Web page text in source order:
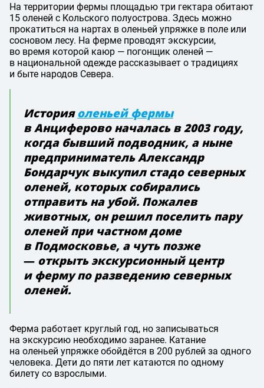
На территории фермы площадью три гектара обитают
15 оленей с Кольского полуострова. Здесь можно
прокатиться на нартах в оленьей упряжке в поле или
сосновом лесу. На ферме проводят экскурсии,
во время которой каюр — погонщик оленей —
в национальной одежде рассказывает о традициях
и быте народов Севера.
Историяоленьей фермы
в Анциферово началась в 2003 году,
когда бывший подводник, а ныне
предприниматель Александр
Бондарчук выкупил стадо северных
оленей, которых собирались
отправить на убой. Пожалев
животных, он решил поселить пару
оленей при частном доме
в Подмосковье, а чуть позже
— открыть экскурсионный центр
и ферму по разведению северных
оленей.
Ферма работает круглый год, но записываться
на экскурсию необходимо заранее. Катание
на оленьей упряжке обойдётся в 200 рублей за одного
человека. Дети до пяти лет катаются по одному
билету со взрослыми.